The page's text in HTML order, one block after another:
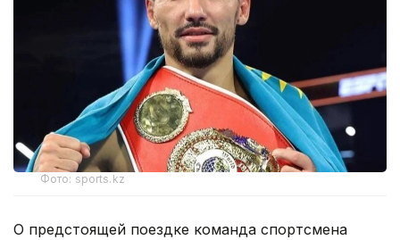
Фото: sports.kz
О предстоящей поездке команда спортсмена